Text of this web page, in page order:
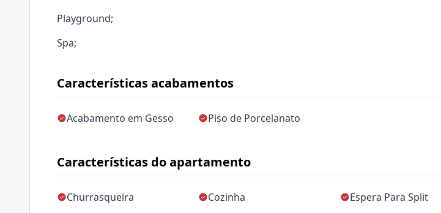
Características acabamentos
Acabamento em Gesso Piso de Porcelanato
Características do apartamento
Churrasqueira Cozinha
Espera Para Split
Playground;
Spa;